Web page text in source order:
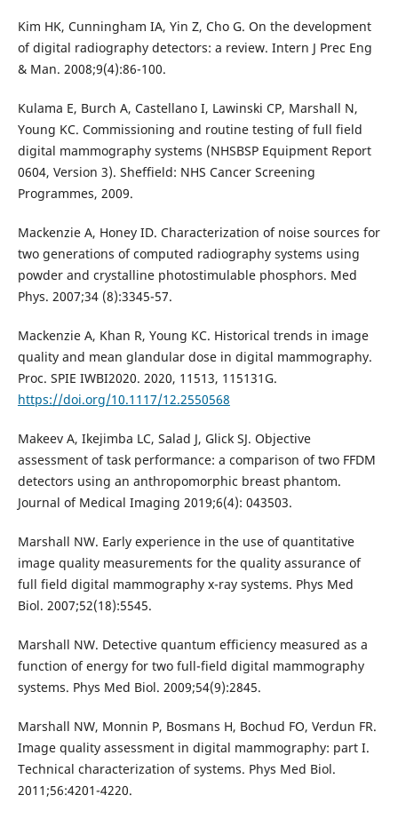
Kim HK, Cunningham IA, Yin Z, Cho G. On the development
of digital radiography detectors: a review. Intern J Prec Eng
& Man. 2008;9(4):86-100.
Kulama E, Burch A, Castellano I, Lawinski CP, Marshall N,
Young KC. Commissioning and routine testing of full field
digital mammography systems (NHSBSP Equipment Report
0604, Version 3). Sheffield: NHS Cancer Screening
Programmes, 2009.
Mackenzie A, Honey ID. Characterization of noise sources for
two generations of computed radiography systems using
powder and crystalline photostimulable phosphors. Med
Phys. 2007;34 (8):3345-57.
Mackenzie A, Khan R, Young KC. Historical trends in image
quality and mean glandular dose in digital mammography.
Proc. SPIE IWBI2020. 2020, 11513, 115131G.
https://doi.org/10.1117/12.2550568
Makeev A, Ikejimba LC, Salad J, Glick SJ. Objective
assessment of task performance: a comparison of two FFDM
detectors using an anthropomorphic breast phantom.
Journal of Medical Imaging 2019;6(4): 043503.
Marshall NW. Early experience in the use of quantitative
image quality measurements for the quality assurance of
full field digital mammography x-ray systems. Phys Med
Biol. 2007;52(18):5545.
Marshall NW. Detective quantum efficiency measured as a
function of energy for two full-field digital mammography
systems. Phys Med Biol. 2009;54(9):2845.
Marshall NW, Monnin P, Bosmans H, Bochud FO, Verdun FR.
Image quality assessment in digital mammography: part I.
Technical characterization of systems. Phys Med Biol.
2011;56:4201-4220.